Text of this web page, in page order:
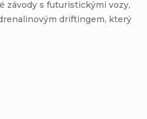
závody s futuristickými vozy,
driftingem, který